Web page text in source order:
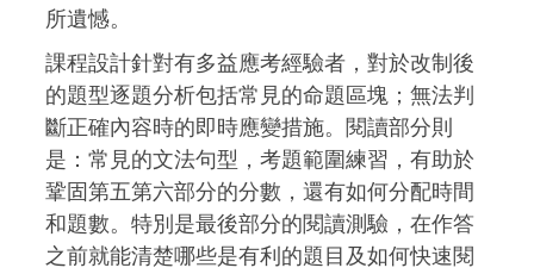
所遺憾。
課程設計針對有多益應考經驗者，對於改制後
的題型逐題分析包括常見的命題區塊；無法判
斷正確內容時的即時應變措施。閱讀部分則
是：常見的文法句型，考題範圍練習，有助於
鞏固第五第六部分的分數，還有如何分配時間
和題數。特別是最後部分的閱讀測驗，在作答
之前就能清楚哪些是有利的題目及如何快速閱